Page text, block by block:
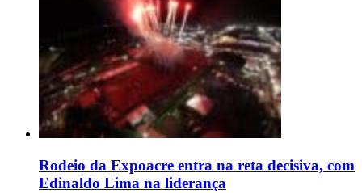
Rodeio da Expoacre entra na reta decisiva, com
Edinaldo Lima na liderança